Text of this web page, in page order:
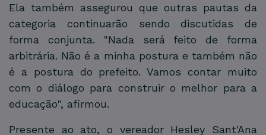
Ela também assegurou que outras pautas da
categoria continuarão sendo discutidas de
forma conjunta. "Nada será feito de forma
arbitrária. Não é a minha postura e também não
é a postura do prefeito. Vamos contar muito
com o diálogo para construir o melhor para a
educação", afirmou.
Presente ao ato, o vereador Hesley Sant'Ana